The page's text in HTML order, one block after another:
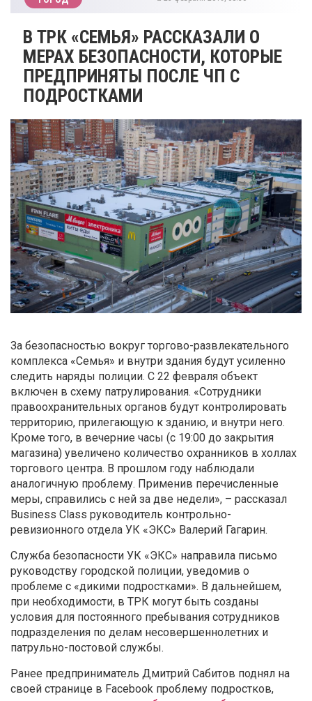
В ТРК «СЕМЬЯ» РАССКАЗАЛИ О
МЕРАХ БЕЗОПАСНОСТИ, КОТОРЫЕ
ПРЕДПРИНЯТЫ ПОСЛЕ ЧП С
ПОДРОСТКАМИ
За безопасностью вокруг торгово-развлекательного
комплекса «Семья» и внутри здания будут усиленно
следить наряды полиции. С 22 февраля объект
включен в схему патрулирования. «Сотрудники
правоохранительных органов будут контролировать
территорию, прилегающую к зданию, и внутри него.
Кроме того, в вечерние часы (с 19:00 до закрытия
магазина) увеличено количество охранников в холлах
торгового центра. В прошлом году наблюдали
аналогичную проблему. Применив перечисленные
меры, справились с ней за две недели», – рассказал
Business Class руководитель контрольно-
ревизионного отдела УК «ЭКС» Валерий Гагарин.
Служба безопасности УК «ЭКС» направила письмо
руководству городской полиции, уведомив о
проблеме с «дикими подростками». В дальнейшем,
при необходимости, в ТРК могут быть созданы
условия для постоянного пребывания сотрудников
подразделения по делам несовершеннолетних и
патрульно-постовой службы.
Ранее предприниматель Дмитрий Сабитов поднял на
своей странице в Facebook проблему подростков,